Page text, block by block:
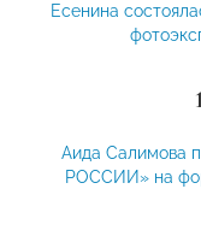
Есенина
Аида Салимова
РОССИИ» на